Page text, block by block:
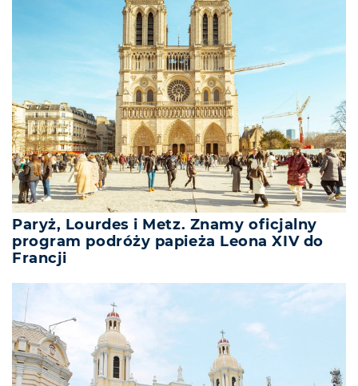
Paryż, Lourdes i Metz. Znamy oficjalny
program podróży papieża Leona XIV do
Francji